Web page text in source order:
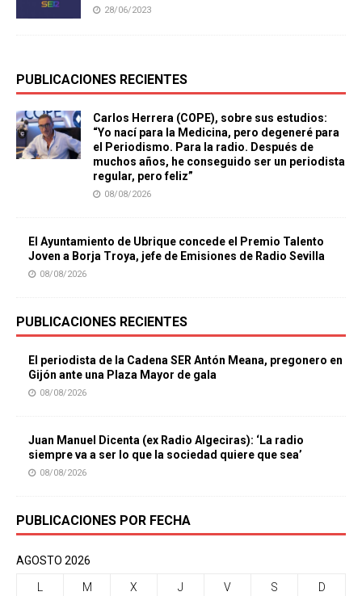
28/06/2023
PUBLICACIONES RECIENTES
Carlos Herrera (COPE), sobre sus estudios:
“Yo nací para la Medicina, pero degeneré para
el Periodismo. Para la radio. Después de
muchos años, he conseguido ser un periodista
regular, pero feliz”
08/08/2026
El Ayuntamiento de Ubrique concede el Premio Talento
Joven a Borja Troya, jefe de Emisiones de Radio Sevilla
08/08/2026
PUBLICACIONES RECIENTES
El periodista de la Cadena SER Antón Meana, pregonero en
Gijón ante una Plaza Mayor de gala
08/08/2026
Juan Manuel Dicenta (ex Radio Algeciras): ‘La radio
siempre va a ser lo que la sociedad quiere que sea’
08/08/2026
PUBLICACIONES POR FECHA
AGOSTO 2026
L M X J V S D